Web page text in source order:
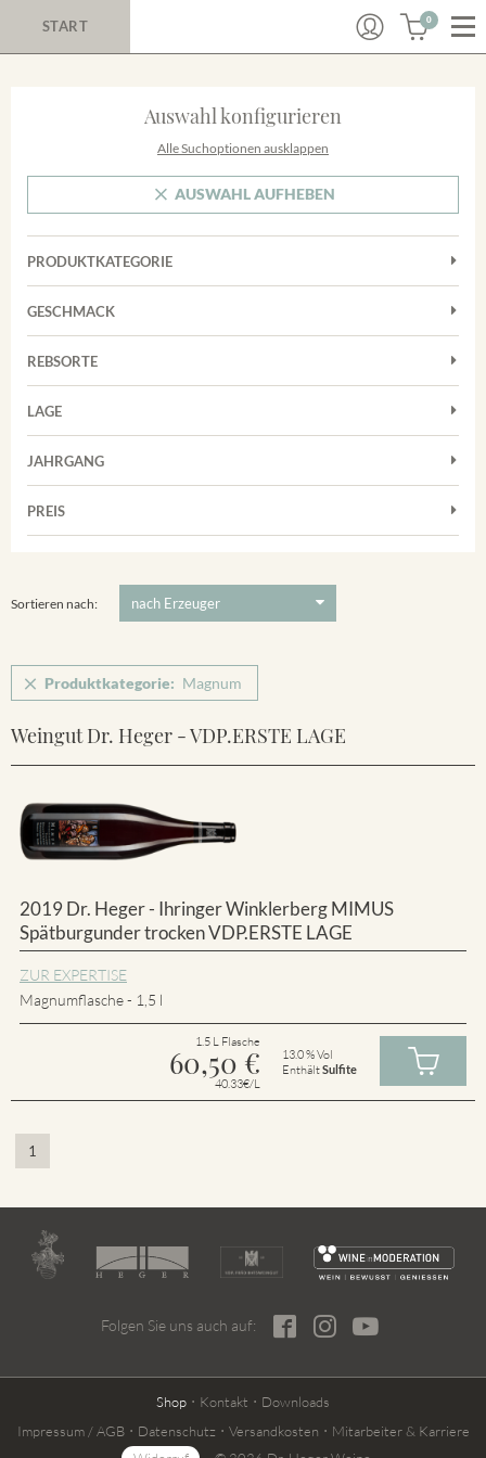
START 0
Auswahl konfigurieren
Alle Suchoptionen ausklappen
AUSWAHL AUFHEBEN
PRODUKTKATEGORIE
Cuvées
Rosé
Weißwein
GESCHMACK
Trocken
REBSORTE
Chardonnay
Grauburgunder
Riesling
LAGE
Achkarrer Schlossberg
Vorderer Winklerberg
Winklerberg Hinter Winklen
JAHRGANG
PREIS
Sortieren nach:
Produktkategorie: Magnum
Weingut Dr. Heger - VDP.ERSTE LAGE
2019 Dr. Heger - Ihringer Winklerberg MIMUS
Spätburgunder trocken VDP.ERSTE LAGE
ZUR EXPERTISE
Magnumflasche - 1,5 l
1.5 L Flasche
60,50 €
40.33€/L
13.0 % Vol
EnthältSulfite
1
Folgen Sie uns auch auf:
Shop Kontakt
Downloads
Impressum / AGB
Datenschutz Versandkosten
Mitarbeiter & Karriere